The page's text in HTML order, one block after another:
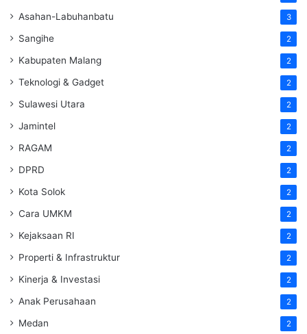
Asahan-Labuhanbatu 3
Sangihe 2
Kabupaten Malang 2
Teknologi & Gadget 2
Sulawesi Utara 2
Jamintel 2
RAGAM 2
DPRD 2
Kota Solok 2
Cara UMKM 2
Kejaksaan RI 2
Properti & Infrastruktur 2
Kinerja & Investasi 2
Anak Perusahaan 2
Medan 2